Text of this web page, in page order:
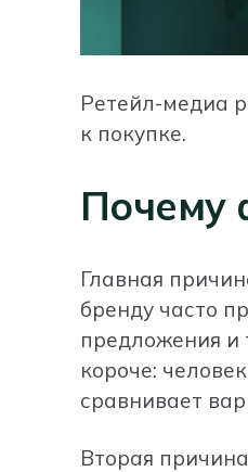
Ретейл-медиа
к покупке.
Почему
Главная
бренду часто
предложения и
короче:
сравнивает
Вторая